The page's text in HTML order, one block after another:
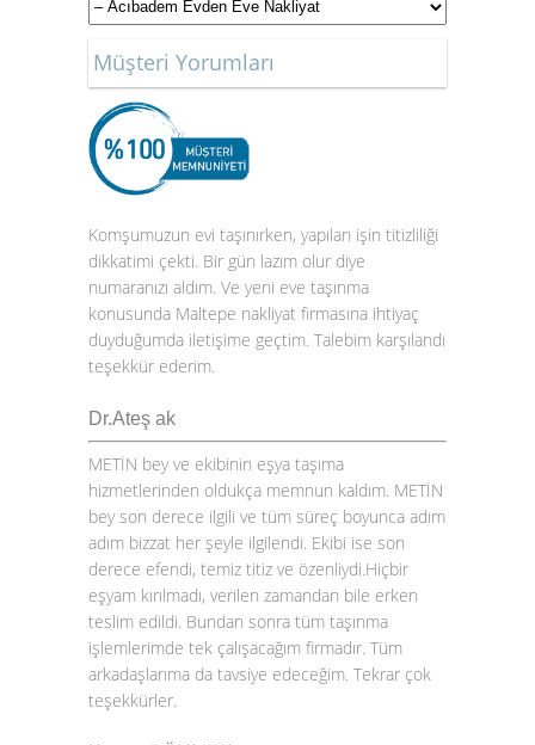
Müşteri Yorumları
Komşumuzun evi taşınırken, yapılan işin titizliliği
dikkatimi çekti. Bir gün lazım olur diye
numaranızı aldım. Ve yeni eve taşınma
konusunda Maltepe nakliyat firmasına ihtiyaç
duyduğumda iletişime geçtim. Talebim karşılandı
teşekkür ederim.
Dr.Ateş ak
METİN bey ve ekibinin eşya taşıma
hizmetlerinden oldukça memnun kaldım. METİN
bey son derece ilgili ve tüm süreç boyunca adım
adım bizzat her şeyle ilgilendi. Ekibi ise son
derece efendi, temiz titiz ve özenliydi.Hiçbir
eşyam kırılmadı, verilen zamandan bile erken
teslim edildi. Bundan sonra tüm taşınma
işlemlerimde tek çalışacağım firmadır. Tüm
arkadaşlarıma da tavsiye edeceğim. Tekrar çok
teşekkürler.